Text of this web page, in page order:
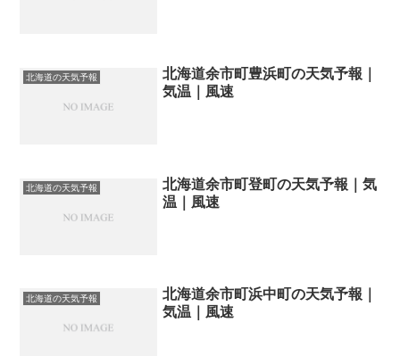
北海道の天気予報
北海道余市町豊浜町の天気予報｜
気温｜風速
北海道の天気予報
北海道余市町登町の天気予報｜気
温｜風速
北海道の天気予報
北海道余市町浜中町の天気予報｜
気温｜風速